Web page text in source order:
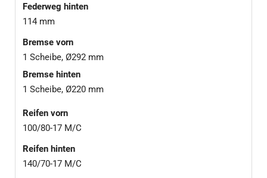
Federweg hinten
114 mm
Bremse vorn
1 Scheibe, Ø292 mm
Bremse hinten
1 Scheibe, Ø220 mm
Reifen vorn
100/80-17 M/C
Reifen hinten
140/70-17 M/C